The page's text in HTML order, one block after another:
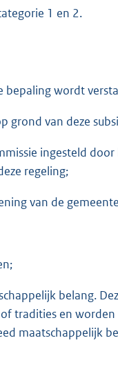
1 en 2.
bepaling wordt
grond van deze
ingesteld
regeling;
van de
belang.
tradities en
maatschappelijk